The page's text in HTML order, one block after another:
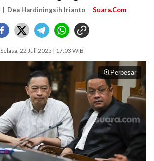
Dea Hardiningsih Irianto Suara.Com
Selasa, 22 Juli 2025 | 17:03 WIB
Perbesar